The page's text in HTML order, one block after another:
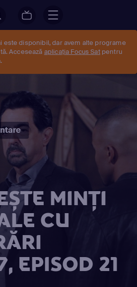
este disponibil, dar avem alte programe
Accesează aplicația Focus Satpentru
MINŢI
CU
EPISOD 21